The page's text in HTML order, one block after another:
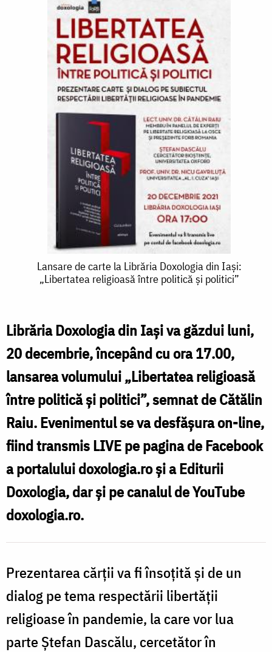
Lansare
la
Librăria
Doxologia
din
Iași:
religioasă
între
politică
și
politici”
Lansare de carte la Librăria Doxologia din Iași:
„Libertatea religioasă între politică și politici”
Librăria Doxologia din Iași va găzdui luni,
20 decembrie, începând cu ora 17.00,
lansarea volumului „Libertatea religioasă
între politică și politici”, semnat de Cătălin
Raiu. Evenimentul se va desfășura on-line,
fiind transmis LIVE pe pagina de Facebook
a portalului doxologia.ro și a Editurii
Doxologia, dar și pe canalul de YouTube
doxologia.ro.
Prezentarea cărții va fi însoțită și de un
dialog pe tema respectării libertății
religioase în pandemie, la care vor lua
parte Ștefan Dascălu, cercetător în